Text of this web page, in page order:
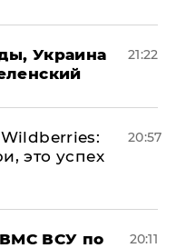
Украина
21:22
это успех
20:57
ВСУ по
20:11